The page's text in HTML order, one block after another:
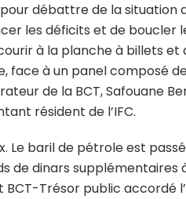
débattre de la situation
les déficits et de boucler
à la planche à billets
à un panel composé de
de la BCT, Safouane
résident de l’IFC.
Le baril de pétrole est
de dinars supplémentaires
Trésor public accordé